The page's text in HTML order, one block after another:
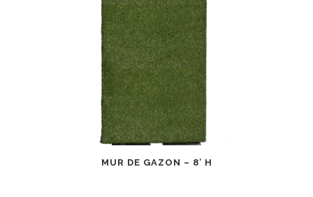
MUR DE GAZON – 8′ H